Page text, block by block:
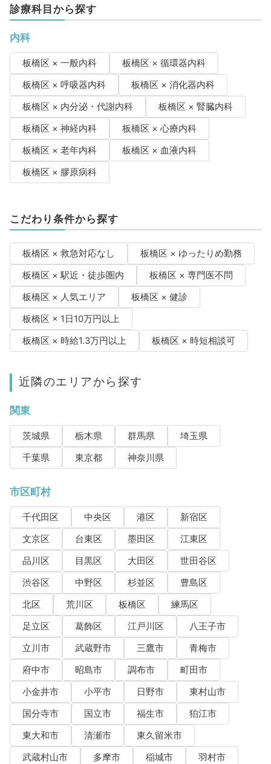
診療科目から探す
内科
板橋区 × 一般内科
板橋区 × 循環器内科
板橋区 × 呼吸器内科
板橋区 × 消化器内科
板橋区 × 内分泌・代謝内科
板橋区 × 腎臓内科
板橋区 × 神経内科
板橋区 × 心療内科
板橋区 × 老年内科
板橋区 × 血液内科
板橋区 × 膠原病科
こだわり条件から探す
板橋区 × 救急対応なし
板橋区 × ゆったりめ勤務
板橋区 × 駅近・徒歩圏内
板橋区 × 専門医不問
板橋区 × 人気エリア
板橋区 × 健診
板橋区 × 1日10万円以上
板橋区 × 時給1.3万円以上
板橋区 × 時短相談可
近隣のエリアから探す
関東
茨城県 栃木県 群馬県
埼玉県
千葉県
東京都 神奈川県
市区町村
千代田区 中央区 港区
新宿区
文京区
台東区 墨田区
江東区
品川区
目黒区 大田区
世田谷区
渋谷区
中野区 杉並区
豊島区
北区
荒川区 板橋区
練馬区
足立区
葛飾区 江戸川区
八王子市
立川市
武蔵野市 三鷹市
青梅市
府中市
昭島市 調布市
町田市
小金井市
小平市 日野市
東村山市
国分寺市
国立市 福生市
狛江市
東大和市
清瀬市
東久留米市
武蔵村山市
多摩市 稲城市
羽村市